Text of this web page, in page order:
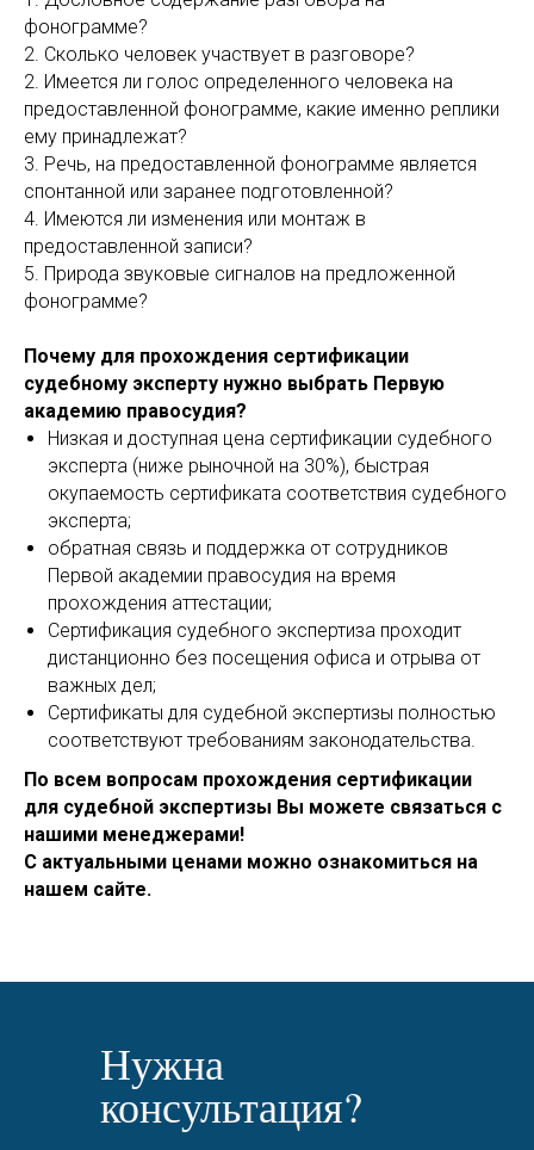
фонограмме?
2. Сколько человек участвует в разговоре?
2. Имеется ли голос определенного человека на
предоставленной фонограмме, какие именно реплики
ему принадлежат?
3. Речь, на предоставленной фонограмме является
спонтанной или заранее подготовленной?
4. Имеются ли изменения или монтаж в
предоставленной записи?
5. Природа звуковые сигналов на предложенной
фонограмме?
Почему для прохождения сертификации
судебному эксперту нужно выбрать Первую
академию правосудия?
Низкая и доступная цена сертификации судебного
эксперта (ниже рыночной на 30%), быстрая
окупаемость сертификата соответствия судебного
эксперта;
обратная связь и поддержка от сотрудников
Первой академии правосудия на время
прохождения аттестации;
Сертификация судебного экспертиза проходит
дистанционно без посещения офиса и отрыва от
важных дел;
Сертификаты для судебной экспертизы полностью
соответствуют требованиям законодательства.
По всем вопросам прохождения сертификации
для судебной экспертизы Вы можете связаться с
нашими менеджерами!
С актуальными ценами можно ознакомиться на
нашем сайте.
Нужна
консультация?